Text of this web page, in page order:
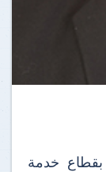
بقطاع خدمة